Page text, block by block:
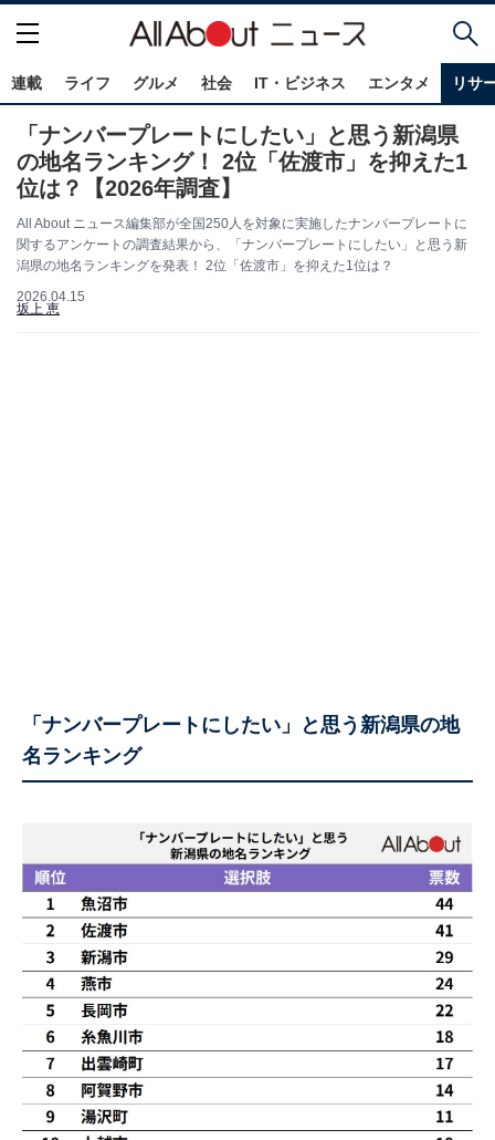
連載 ライフ グルメ 社会 IT・ビジネス エンタメ リサ
「ナンバープレートにしたい」と思う新潟県
の地名ランキング！ 2位「佐渡市」を抑えた1
位は？【2026年調査】
All About ニュース編集部が全国250人を対象に実施したナンバープレートに
関するアンケートの調査結果から、「ナンバープレートにしたい」と思う新
潟県の地名ランキングを発表！ 2位「佐渡市」を抑えた1位は？
2026.04.15
坂上 恵
「ナンバープレートにしたい」と思う新潟県の地
名ランキング